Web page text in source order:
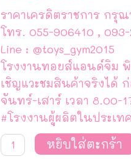
ราคาเครดิตราชการ กรุ
โทร. 055-906410 ,
Line : @toys_gym2015
โรงงานทอยส์แอนด์จิม
เชิญแวะชมสินค้าจริงได้
จันทร์-เสาร์ เวลา 8.00-
#โรงงานผู้ผลิตในประเท
จำนวน
เครื่อง
หยิบใส่ตะกร้า